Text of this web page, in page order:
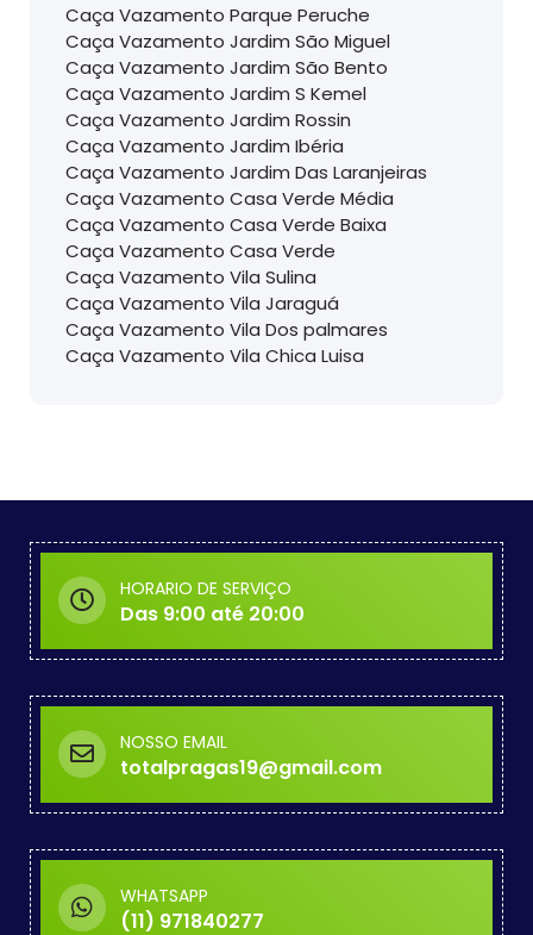
Caça Vazamento Parque Peruche
Caça Vazamento Jardim São Miguel
Caça Vazamento Jardim São Bento
Caça Vazamento Jardim S Kemel
Caça Vazamento Jardim Rossin
Caça Vazamento Jardim Ibéria
Caça Vazamento Jardim Das Laranjeiras
Caça Vazamento Casa Verde Média
Caça Vazamento Casa Verde Baixa
Caça Vazamento Casa Verde
Caça Vazamento Vila Sulina
Caça Vazamento Vila Jaraguá
Caça Vazamento Vila Dos palmares
Caça Vazamento Vila Chica Luisa
HORARIO DE SERVIÇO
Das 9:00 até 20:00
NOSSO EMAIL
totalpragas19@gmail.com
WHATSAPP
(11) 971840277